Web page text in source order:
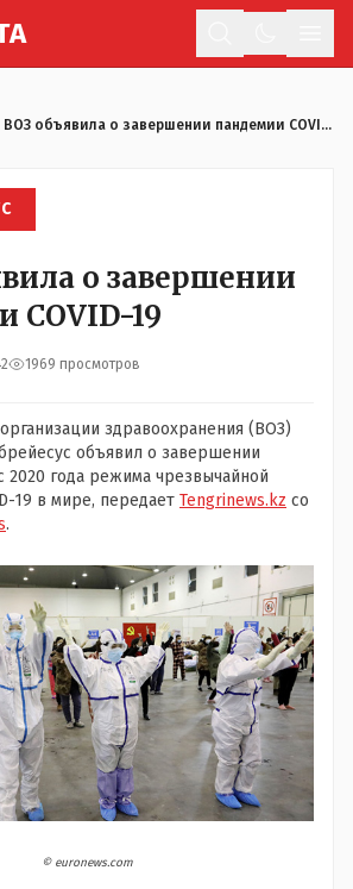
ВОЗ объявила о завершении пандемии COVID-19
о завершении
COVID-19
1969 просмотров
здравоохранения (ВОЗ)
объявил о завершении
2020 года режима чрезвычайной
19 в мире, передает Tengrinews.kz со
.
© euronews.com